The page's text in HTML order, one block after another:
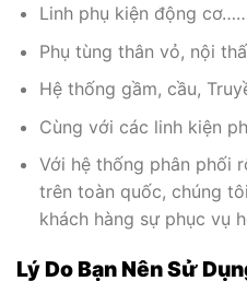
Linh phụ kiện động
Phụ tùng thân vỏ, nội
Hệ thống gầm, cầu,
Cùng với các linh kiện
Với hệ thống phân phối
trên toàn quốc, chúng
khách hàng sự phục vụ
Lý Do Bạn Nên Sử